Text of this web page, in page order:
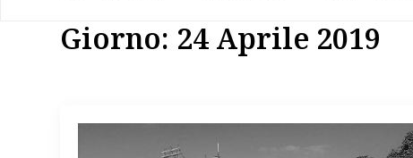
Giorno: 24 Aprile 2019